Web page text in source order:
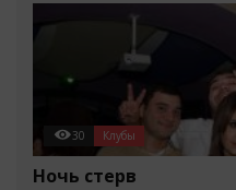
30 Клубы
Ночь стерв